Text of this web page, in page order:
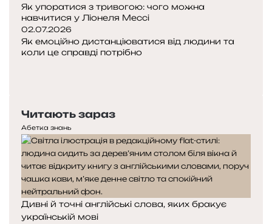
Як упоратися з тривогою: чого можна
навчитися у Ліонеля Мессі
02.07.2026
Як емоційно дистанціюватися від людини та
коли це справді потрібно
Читають зараз
Абетка знань
Дивні й точні англійські слова, яких бракує
українській мові